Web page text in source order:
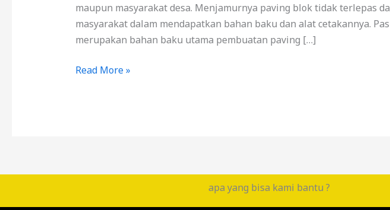
maupun masyarakat desa. Menjamurnya paving blok tidak terlepas
masyarakat dalam mendapatkan bahan baku dan alat cetakannya.
merupakan bahan baku utama pembuatan paving […]
Read More »
apa yang bisa kami bantu ?